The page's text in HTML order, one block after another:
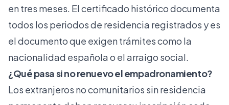
en tres meses. El certificado histórico documenta
todos los periodos de residencia registrados y es
el documento que exigen trámites como la
nacionalidad española o el arraigo social.
¿Qué pasa si no renuevo el empadronamiento?
Los extranjeros no comunitarios sin residencia